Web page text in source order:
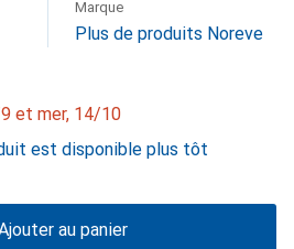
Marque
Plus de produits Noreve
9 et mer, 14/10
est disponible plus tôt
au panier